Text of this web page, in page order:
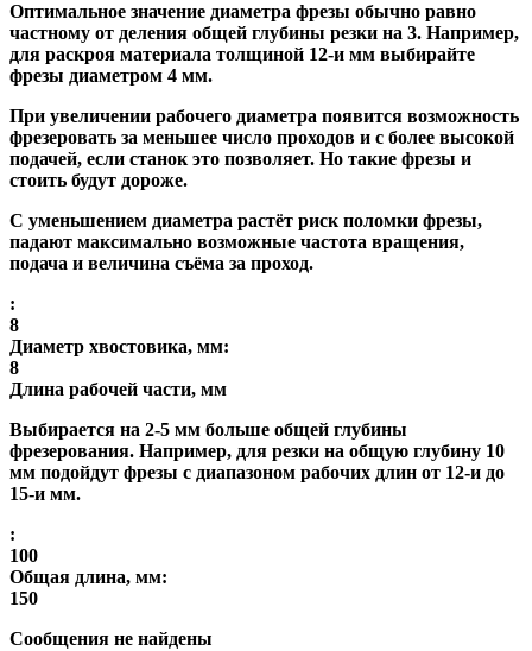
Оптимальное значение диаметра фрезы обычно равно
частному от деления общей глубины резки на 3. Например,
для раскроя материала толщиной 12-и мм выбирайте
фрезы диаметром 4 мм.
При увеличении рабочего диаметра появится возможность
фрезеровать за меньшее число проходов и с более высокой
подачей, если станок это позволяет. Но такие фрезы и
стоить будут дороже.
С уменьшением диаметра растёт риск поломки фрезы,
падают максимально возможные частота вращения,
подача и величина съёма за проход.
:
8
Диаметр хвостовика, мм:
8
Длина рабочей части, мм
Выбирается на 2-5 мм больше общей глубины
фрезерования. Например, для резки на общую глубину 10
мм подойдут фрезы с диапазоном рабочих длин от 12-и до
15-и мм.
:
100
Общая длина, мм:
150
Сообщения не найдены